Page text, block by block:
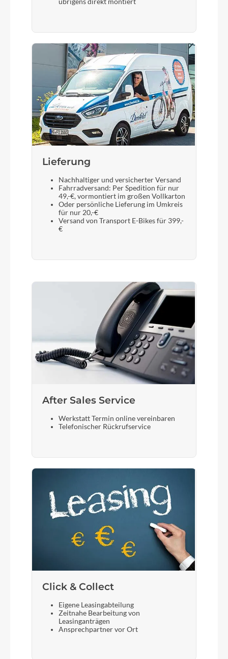
übrigens direkt montiert
Lieferung
Nachhaltiger und versicherter Versand
Fahrradversand: Per Spedition für nur
49,-€, vormontiert im großen Vollkarton
Oder persönliche Lieferung im Umkreis
für nur 20,-€
Versand von Transport E-Bikes für 399,-
€
After Sales Service
Werkstatt Termin online vereinbaren
Telefonischer Rückrufservice
Click & Collect
Eigene Leasingabteilung
Zeitnahe Bearbeitung von
Leasinganträgen
Ansprechpartner vor Ort